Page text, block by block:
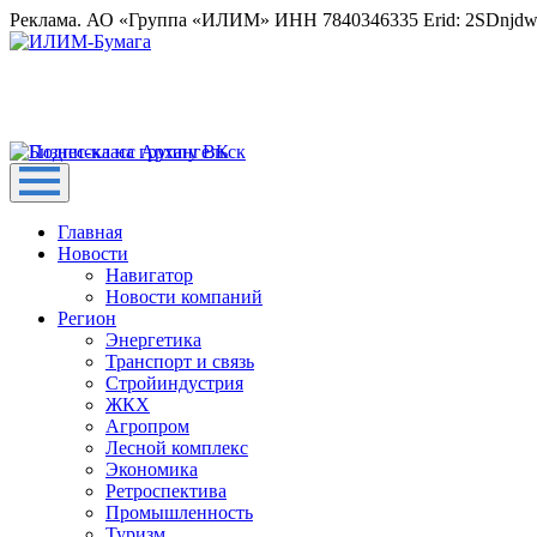
Реклама. АО «Группа «ИЛИМ» ИНН 7840346335 Erid:
Главная
Новости
Навигатор
Новости компаний
Регион
Энергетика
Транспорт и связь
Стройиндустрия
ЖКХ
Агропром
Лесной комплекс
Экономика
Ретроспектива
Промышленность